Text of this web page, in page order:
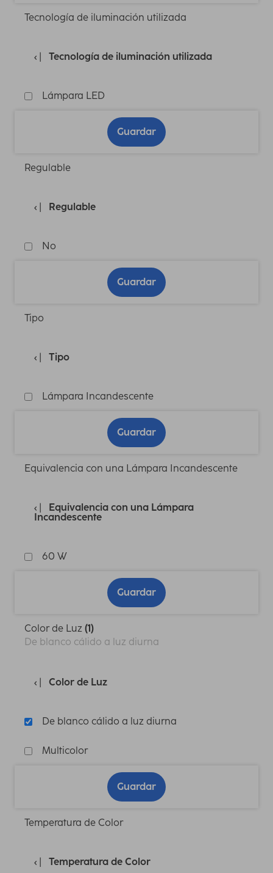
Tecnología de iluminación utilizada
Tecnología de iluminación utilizada
Lámpara LED
Guardar
Regulable
Regulable
No
Guardar
Tipo
Tipo
Lámpara Incandescente
Guardar
Equivalencia con una Lámpara Incandescente
Equivalencia con una Lámpara
Incandescente
60 W
Guardar
Color de Luz (1)
De blanco cálido a luz diurna
Color de Luz
De blanco cálido a luz diurna
Multicolor
Guardar
Temperatura de Color
Temperatura de Color